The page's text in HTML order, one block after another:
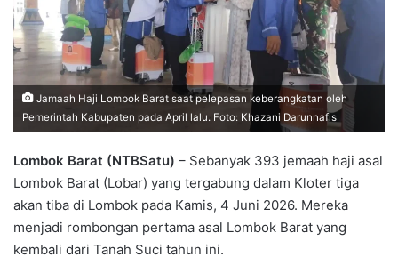
Jamaah Haji Lombok Barat saat pelepasan keberangkatan oleh
Pemerintah Kabupaten pada April lalu. Foto: Khazani Darunnafis
Lombok Barat (NTBSatu) – Sebanyak 393 jemaah haji asal
Lombok Barat (Lobar) yang tergabung dalam Kloter tiga
akan tiba di Lombok pada Kamis, 4 Juni 2026. Mereka
menjadi rombongan pertama asal Lombok Barat yang
kembali dari Tanah Suci tahun ini.